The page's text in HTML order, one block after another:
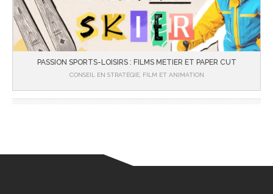
PASSION SPORTS-LOISIRS : FILMS METIER ET PAPER CUT
CONSEIL EN STRATÉGIE, FILM ET ANIMATION